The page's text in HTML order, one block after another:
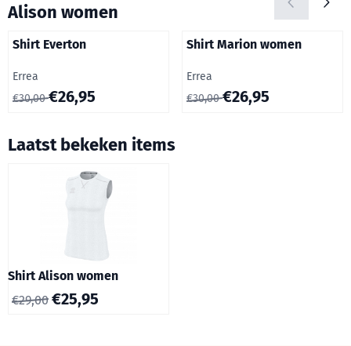
Alison women
Shirt Everton
Merk:
Errea
Van 30,00 voor 26,95
€30,00€26,95
Shirt Marion women
Merk:
Errea
Van 30,00 voor 26,95
€30,00€26,95
Laatst bekeken items
Shirt Alison women
€29,00 €25,95